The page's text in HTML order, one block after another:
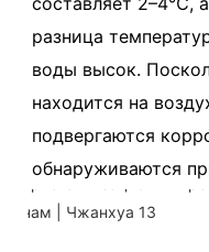
разница
воды высок.
находится на
подвергаются
обнаруживаются